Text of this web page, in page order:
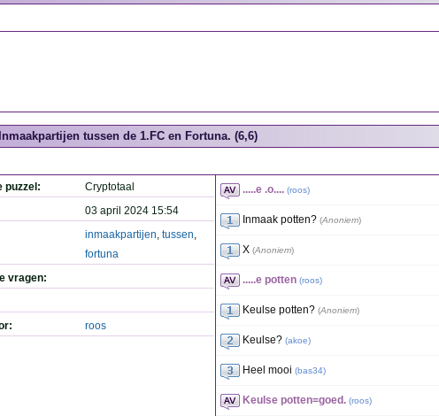
tussen de 1.FC en Fortuna. (6,6)
puzzel:
Cryptotaal
03 april 2024 15:54
inmaakpartijen, tussen,
fortuna
vragen:
roos
.....e .o.... (roos)
Inmaak potten? (Anoniem)
X (Anoniem)
.....e potten (roos)
Keulse potten? (Anoniem)
Keulse? (akoe)
Heel mooi (bas34)
Keulse potten=goed. (roos)